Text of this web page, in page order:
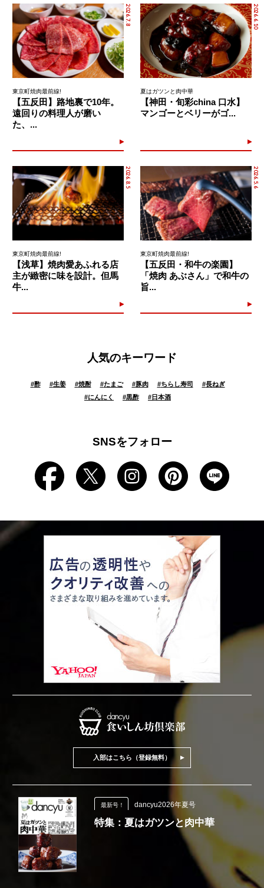
2026.7.8
東京町焼肉最前線!
【五反田】路地裏で10年。
遠回りの料理人が磨い
た、...
2026.6.10
夏はガツンと肉中華
【神田・旬彩china 口水】
マンゴーとベリーがゴ...
2026.8.5
東京町焼肉最前線!
【浅草】焼肉愛あふれる店
主が緻密に味を設計。但馬
牛...
2026.5.6
東京町焼肉最前線!
【五反田・和牛の楽園】
「焼肉 あぶさん」で和牛の
旨...
人気のキーワード
#酢 #生姜 #焼酎 #たまご #豚肉 #ちらし寿司 #長ねぎ
#にんにく #黒酢 # 日本酒
SNSをフォロー
入部はこちら（登録無料）
最新号！ dancyu2026年夏号
特集：夏はガツンと肉中華